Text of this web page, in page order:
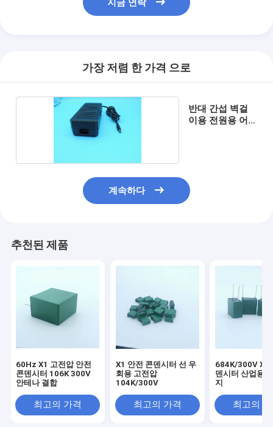
지금 연락
가장 저렴 한 가격 으로
반대 간섭 벽걸
이용 전원용 어
계속하다
추천된 제품
60Hz X1 고전압 안전
콘덴시터 106K 300V
안테나 결합
최고의 가격
X1 안전 콘덴시터 선 우
회용 고전압
104K/300V
최고의 가격
684K/300V X1
덴시터 산업용
지
최고의